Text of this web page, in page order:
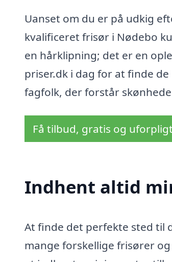
Uanset om du er på udkig
kvalificeret frisør i Nødebo
en hårklipning; det er en
priser.dk i dag for at finde
fagfolk, der forstår
Få tilbud, gratis og
Indhent altid
At finde det perfekte sted til
mange forskellige frisører